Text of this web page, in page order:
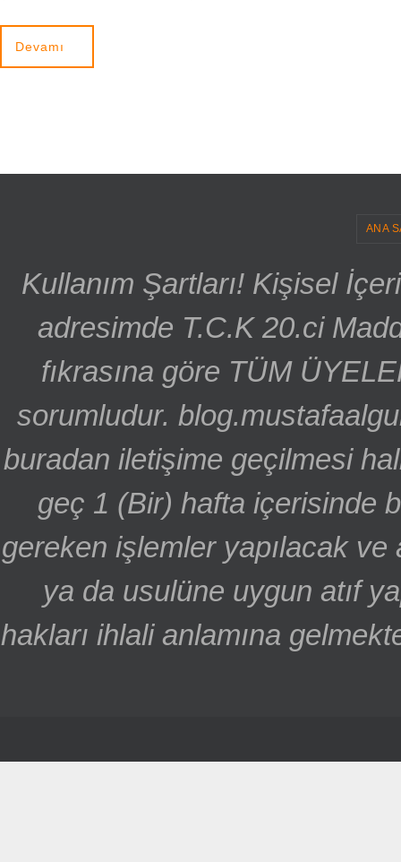
Devamı
ANA
Kullanım Şartları! Kişisel
adresimde T.C.K 20.ci
fıkrasına göre TÜM
sorumludur.
buradan iletişime geçilmesi
geç 1 (Bir) hafta içerisinde
gereken işlemler yapılacak ve
ya da usulüne uygun atıf
hakları ihlali anlamına